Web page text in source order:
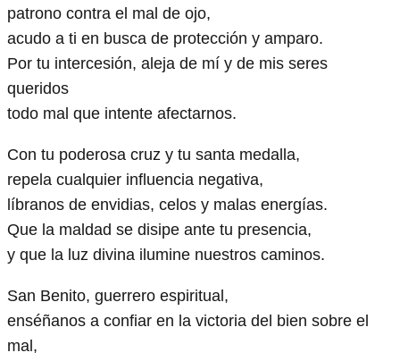
patrono contra el mal de ojo,
acudo a ti en busca de protección y amparo.
Por tu intercesión, aleja de mí y de mis seres
queridos
todo mal que intente afectarnos.
Con tu poderosa cruz y tu santa medalla,
repela cualquier influencia negativa,
líbranos de envidias, celos y malas energías.
Que la maldad se disipe ante tu presencia,
y que la luz divina ilumine nuestros caminos.
San Benito, guerrero espiritual,
enséñanos a confiar en la victoria del bien sobre el
mal,